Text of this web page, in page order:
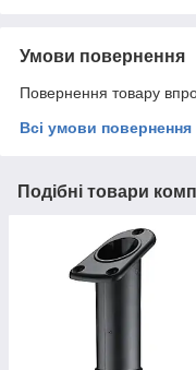
Умови повернення
Повернення товару
Всі умови повернення
Подібні товари